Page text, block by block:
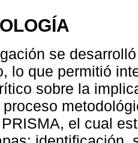
se
lo que permitió
sobre la
el cual